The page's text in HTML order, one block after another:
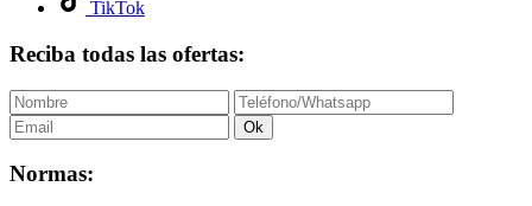
TikTok
Reciba todas las ofertas:
Ok
Normas: